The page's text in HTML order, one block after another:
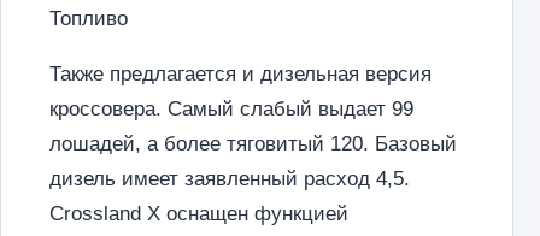
Топливо
Также предлагается и дизельная версия
кроссовера. Самый слабый выдает 99
лошадей, а более тяговитый 120. Базовый
дизель имеет заявленный расход 4,5.
Crossland X оснащен функцией